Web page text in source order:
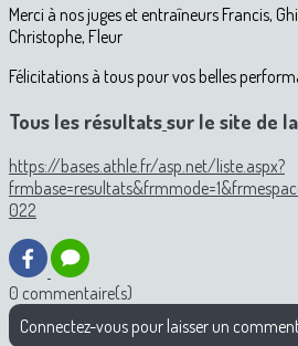
Merci à nos juges et entraîneurs Francis,
Christophe, Fleur
Félicitations à tous pour vos belles
Tous les résultatssur le site de
https://bases.athle.fr/asp.net/liste.aspx?
022
0 commentaire(s)
Connectez-vous pour laisser un